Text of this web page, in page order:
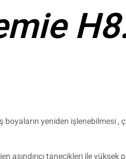
boyaların yeniden işlenebilmesi
aşındırıcı tanecikleri ile